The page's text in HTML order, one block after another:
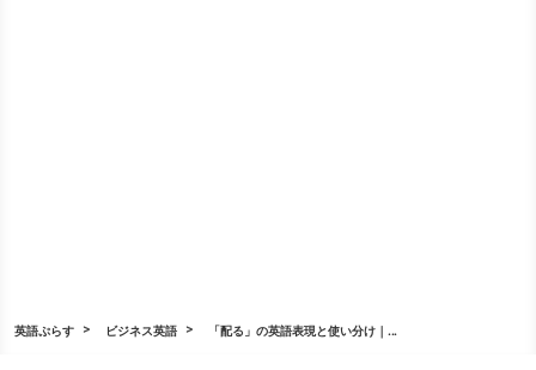
英語ぷらす ビジネス英語 「配る」の英語表現と使い分け｜...